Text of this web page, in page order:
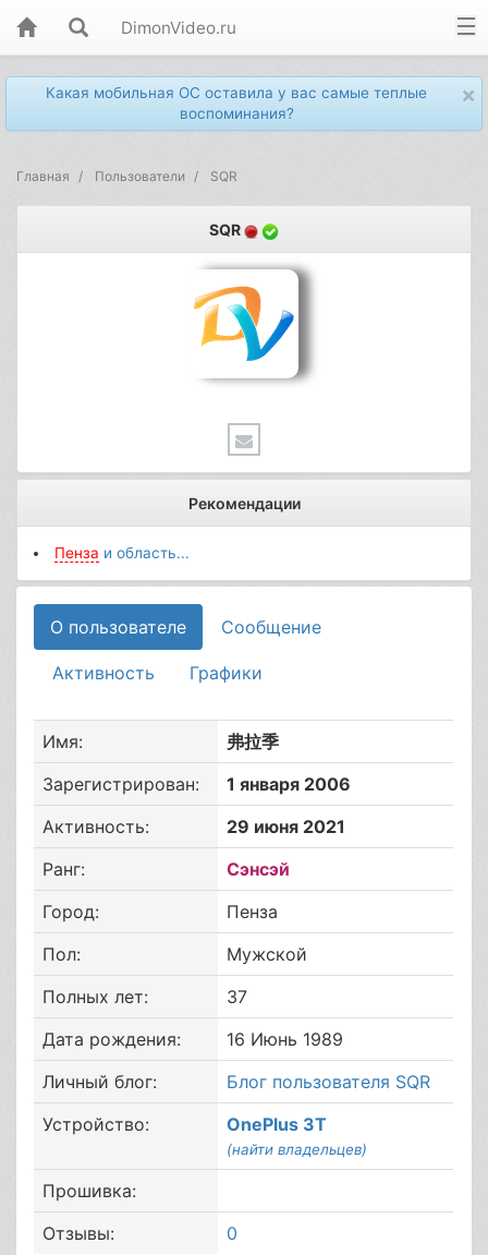
DimonVideo.ru
×
Какая мобильная ОС оставила у вас самые теплые
воспоминания?
Главная Пользователи SQR
SQR
Рекомендации
Пенза и область...
О пользователе Сообщение
Активность Графики
Имя:
弗拉季
Зарегистрирован:
1 января 2006
Активность:
29 июня 2021
Ранг:
Сэнсэй
Город:
Пенза
Пол:
Мужской
Полных лет:
37
Дата рождения:
16 Июнь 1989
Личный блог:
Блог пользователя SQR
Устройство:
OnePlus 3T
(найти владельцев)
Прошивка:
Отзывы:
0